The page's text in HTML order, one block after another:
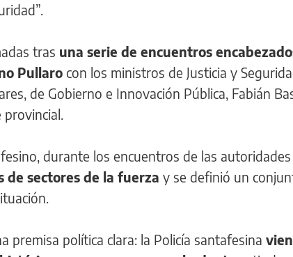
tras una serie de encuentros
Pullaro con los ministros de Justicia y
de Gobierno e Innovación Pública, Fabián
durante los encuentros de las
de sectores de la fuerza y se definió un
premisa política clara: la Policía santafesina